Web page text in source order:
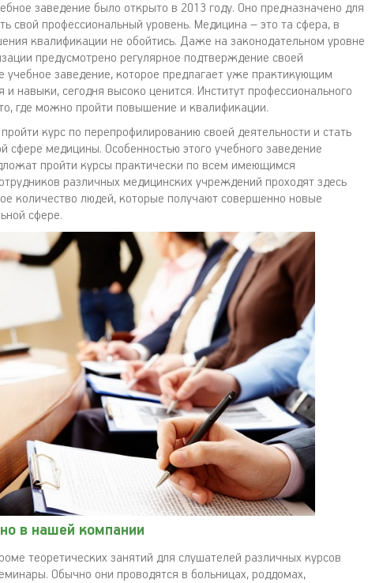
заведение было открыто в 2013 году. Оно предназначено для
свой профессиональный уровень. Медицина – это та сфера, в
квалификации не обойтись. Даже на законодательном уровне
предусмотрено регулярное подтверждение своей
учебное заведение, которое предлагает уже практикующим
навыки, сегодня высоко ценится. Институт профессионального
где можно пройти повышение и квалификации.
курс по перепрофилированию своей деятельности и стать
сфере медицины. Особенностью этого учебного заведение
пройти курсы практически по всем имеющимся
различных медицинских учреждений проходят здесь
количество людей, которые получают совершенно новые
сфере.
в нашей компании
теоретических занятий для слушателей различных курсов
Обычно они проводятся в больницах, роддомах,